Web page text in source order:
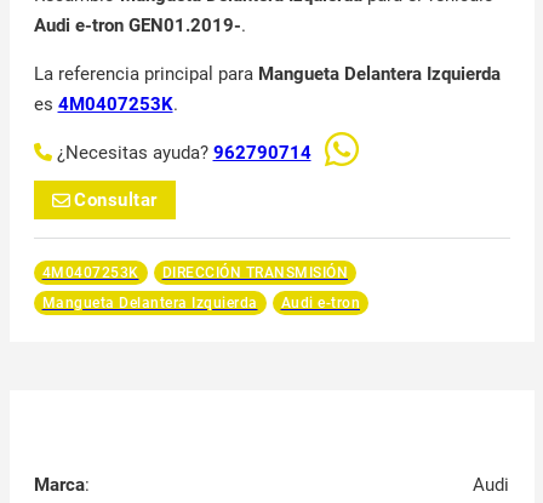
Audi e-tron GEN01.2019-.
La referencia principal para Mangueta Delantera Izquierda
es 4M0407253K.
¿Necesitas ayuda? 962790714
Consultar
4M0407253K
DIRECCIÓN TRANSMISIÓN
Mangueta Delantera Izquierda
Audi e-tron
Marca:
Audi